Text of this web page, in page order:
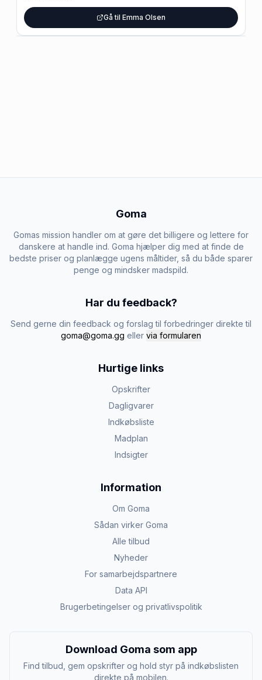
Gå til Emma Olsen
Goma
Gomas mission handler om at gøre det billigere og lettere for
danskere at handle ind. Goma hjælper dig med at finde de
bedste priser og planlægge ugens måltider, så du både sparer
penge og mindsker madspild.
Har du feedback?
Send gerne din feedback og forslag til forbedringer direkte til
goma@goma.gg eller via formularen
Hurtige links
Opskrifter
Dagligvarer
Indkøbsliste
Madplan
Indsigter
Information
Om Goma
Sådan virker Goma
Alle tilbud
Nyheder
For samarbejdspartnere
Data API
Brugerbetingelser og privatlivspolitik
Download Goma som app
Find tilbud, gem opskrifter og hold styr på indkøbslisten
direkte på mobilen.